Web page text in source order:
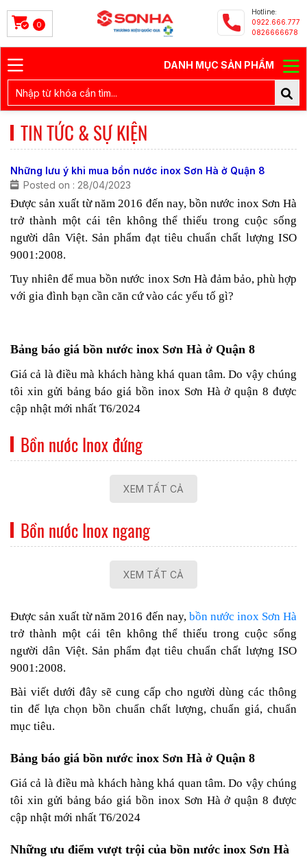
0
Hotline:
0922.666.777
0826666678
DANH MỤC SẢN PHẨM
TIN TỨC & SỰ KIỆN
Những lưu ý khi mua bồn nước inox Sơn Hà ở Quận 8
Posted on : 28/04/2023
Được sản xuất từ năm 2016 đến nay, bồn nước inox Sơn Hà
trở thành một cái tên không thể thiếu trong cuộc sống
người dân Việt. Sản phẩm đạt tiêu chuẩn chất lượng ISO
9001:2008.
Tuy nhiên để mua bồn nước inox Sơn Hà đảm bảo, phù hợp
với gia đình bạn cần căn cứ vào các yếu tố gì?
Bảng báo giá bồn nước inox Sơn Hà ở Quận 8
Giá cả là điều mà khách hàng khá quan tâm. Do vậy chúng
tôi xin gửi bảng báo giá bồn inox Sơn Hà ở quận 8 được
cập nhật mới nhất T6/2024
Bồn nước Inox đứng
XEM TẤT CẢ
Bồn nước Inox ngang
XEM TẤT CẢ
Được sản xuất từ năm 2016 đến nay, bồn nước inox Sơn Hà
trở thành một cái tên không thể thiếu trong cuộc sống
người dân Việt. Sản phẩm đạt tiêu chuẩn chất lượng ISO
9001:2008.
Bài viết dưới đây sẽ cung cấp cho người dùng các thông
tin để lựa chọn bồn chuẩn chất lượng, chuẩn giá, chuẩn
mục tiêu.
Bảng báo giá bồn nước inox Sơn Hà ở Quận 8
Giá cả là điều mà khách hàng khá quan tâm. Do vậy chúng
tôi xin gửi bảng báo giá bồn inox Sơn Hà ở quận 8 được
cập nhật mới nhất T6/2024
Những ưu điểm vượt trội của bồn nước inox Sơn Hà